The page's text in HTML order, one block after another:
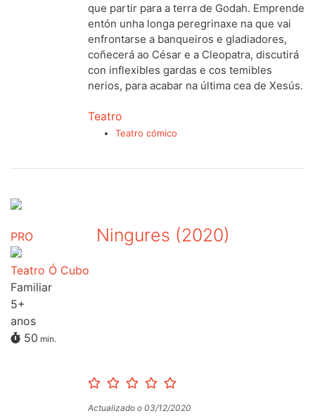
que partir para a terra de Godah. Emprende
entón unha longa peregrinaxe na que vai
enfrontarse a banqueiros e gladiadores,
coñecerá ao César e a Cleopatra, discutirá
con inflexibles gardas e cos temibles
nerios, para acabar na última cea de Xesús.
Teatro
Teatro cómico
PRO
Teatro Ó Cubo
Familiar
5+
anos
50 min.
Ningures (2020)
Actualizado o 03/12/2020